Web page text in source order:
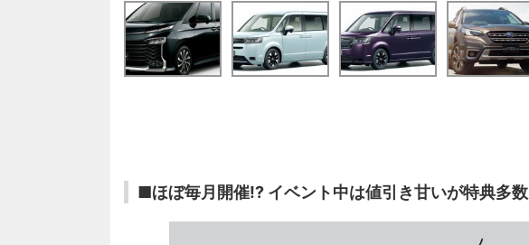
■ほぼ毎月開催!? イベント中は値引き甘いが特典多数